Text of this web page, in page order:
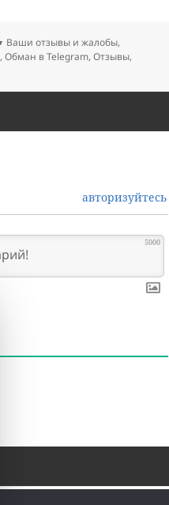
Рубрики
Ваши отзывы и жалобы,
,Обман в Telegram,Отзывы,
авторизуйтесь
5000